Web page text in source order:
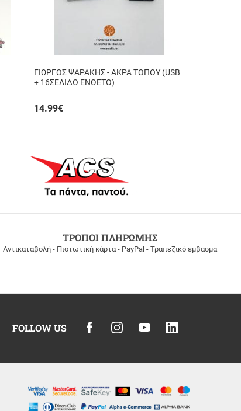
ΓΙΩΡΓΟΣ ΨΑΡΑΚΗΣ - ΑΚΡΑ ΤΟΠΟΥ (USB
+ 16ΣΕΛΙΔΟ ΕΝΘΕΤΟ)
14.99€
ΤΡΟΠΟΙ ΠΛΗΡΩΜΗΣ
Αντικαταβολή - Πιστωτική κάρτα - PayPal - Τραπεζικό έμβασμα
FOLLOW US